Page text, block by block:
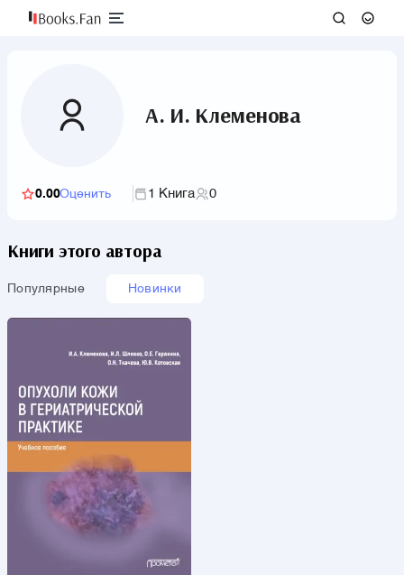
А. И. Клеменова
0.00Оценить 1 Книга 0
Книги этого автора
Популярные Новинки